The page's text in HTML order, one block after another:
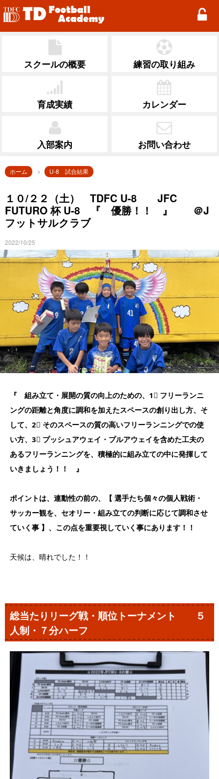
スクールの概要 練習の取り組み
育成実績 カレンダー
入部案内 お問い合わせ
ホーム U-8 試合結果
１０/２２（土） TDFC U-8 JFC
FUTURO 杯 U-8 『 優勝！！ 』 ＠J
フットサルクラブ
2022/10/25
『 組み立て・展開の質の向上のための、1⃣ フリーランニ
ングの距離と角度に調和を加えたスペースの創り出し方、そ
して、2⃣ そのスペースの質の高いフリーランニングでの使
い方、3⃣ プッシュアウェイ・プルアウェイを含めた工夫の
あるフリーランニングを、積極的に組み立ての中に発揮して
いきましょう！！ 』
ポイントは、連動性の前の、【 選手たち個々の個人戦術・
サッカー観を、セオリー・組み立ての判断に応じて調和させ
ていく事 】、この点を重要視していく事にあります！！
天候は、晴れでした！！
総当たりリーグ戦・順位トーナメント ５
人制・７分ハーフ